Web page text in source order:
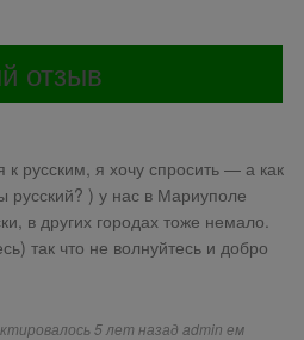
отзыв
к русским, я хочу спросить — а как
русский? ) у нас в Мариуполе
в других городах тоже немало.
так что не волнуйтесь и добро
5 лет назад admin ем